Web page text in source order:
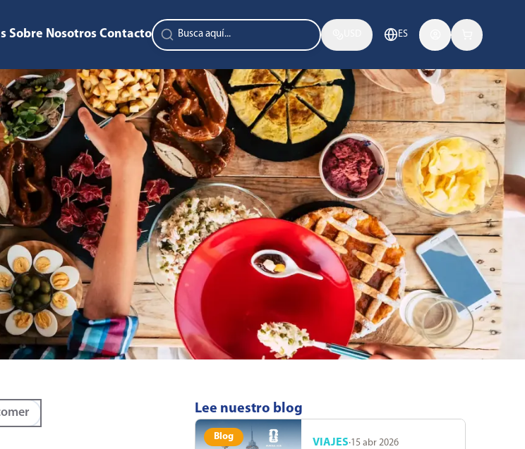
Sobre Nosotros Contacto ES
Lee nuestro blog
Blog
VIAJES·15 abr 2026